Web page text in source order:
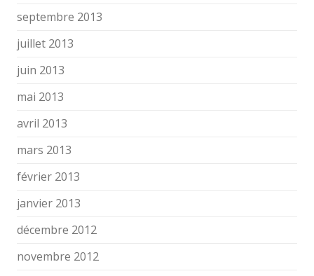
septembre 2013
juillet 2013
juin 2013
mai 2013
avril 2013
mars 2013
février 2013
janvier 2013
décembre 2012
novembre 2012